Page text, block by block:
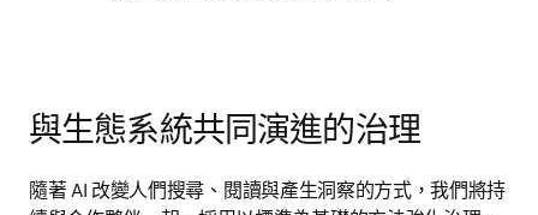
與生態系統共同演進的治理
隨著 AI 改變人們搜尋、閱讀與產生洞察的方式，我們將持